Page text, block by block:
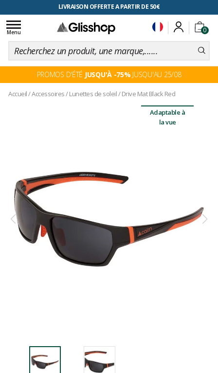
LIVRAISON OFFERTE A PARTIR DE 50€
RETOUR FACILITÉ, 100 jours pour changer d'avis
0
Toggle
navigation
Menu
PROMOS D'ÉTÉ JUSQU'À -75% JUSQU'AU 25/08
Accueil/Accessoires/Lunettes de soleil/Drive Mat Black Red
Adaptable à
la vue